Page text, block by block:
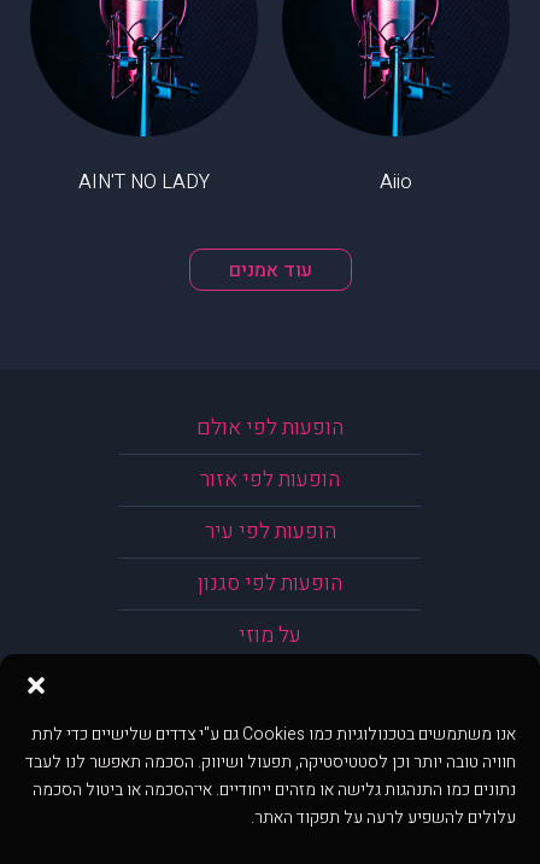
אנו משתמשים בטכנולוגיות כמו Cookies גם ע"י צדדים שלישיים כדי לתת
חוויה טובה יותר וכן לסטטיסטיקה, תפעול ושיווק. הסכמה תאפשר לנו לעבד
נתונים כמו התנהגות גלישה או מזהים ייחודיים. אי־הסכמה או ביטול הסכמה
עלולים להשפיע לרעה על תפקוד האתר.
Aiio
AIN'T NO LADY
עוד אמנים
הופעות לפי אולם
הופעות לפי אזור
הופעות לפי עיר
הופעות לפי סגנון
על מוזי